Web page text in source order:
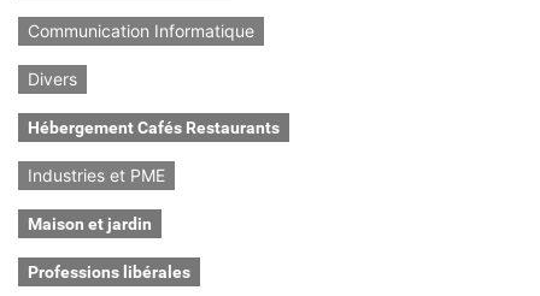
Communication Informatique
Divers
Hébergement Cafés Restaurants
Industries et PME
Maison et jardin
Professions libérales